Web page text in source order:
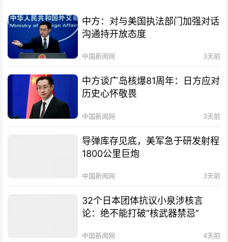
中方：对与美国执法部门加强对话
沟通持开放态度
中国新闻网 3天前
中方谈广岛核爆81周年：日方应对
历史心怀敬畏
中国新闻网 3天前
导弹库存见底，美军急于研发射程
1800公里巨炮
中国新闻网 3天前
32个日本团体抗议小泉涉核言
论：绝不能打破“核武器禁忌”
中国新闻网 4天前